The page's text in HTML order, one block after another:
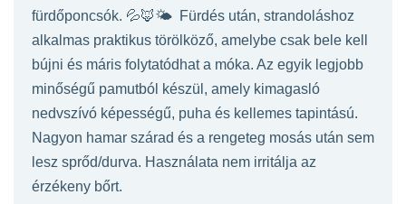
fürdőponcsók. 💦🦊🌤 Fürdés után, strandoláshoz
alkalmas praktikus törölköző, amelybe csak bele kell
bújni és máris folytatódhat a móka. Az egyik legjobb
minőségű pamutból készül, amely kimagasló
nedvszívó képességű, puha és kellemes tapintású.
Nagyon hamar szárad és a rengeteg mosás után sem
lesz sprőd/durva. Használata nem irritálja az
érzékeny bőrt.